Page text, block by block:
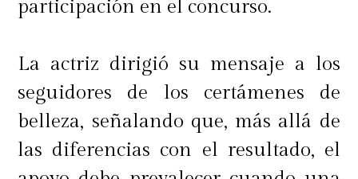
participación en el concurso.
La actriz dirigió su mensaje a los
seguidores de los certámenes de
belleza, señalando que, más allá de
las diferencias con el resultado, el